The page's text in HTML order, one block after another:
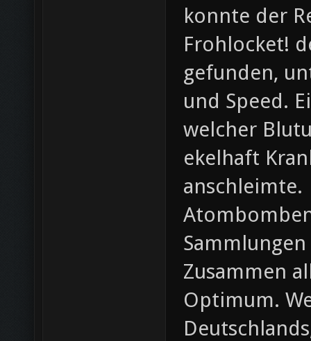
konnte der
Frohlocket!
gefunden,
und Speed.
welcher
ekelhaft
anschleimte.
Zusammen
Optimum.